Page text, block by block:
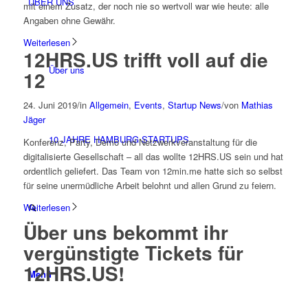
Über uns
10 JAHRE HAMBURG STARTUPS
Menü
mit einem Zusatz, der noch nie so wertvoll war wie heute: alle
Angaben ohne Gewähr.
Weiterlesen
12HRS.US trifft voll auf die
12
24. Juni 2019/in Allgemein, Events, Startup News/von Mathias
Jäger
Konferenz, Party, Demo und Netzwerkveranstaltung für die
digitalisierte Gesellschaft – all das wollte 12HRS.US sein und hat
ordentlich geliefert. Das Team von 12min.me hatte sich so selbst
für seine unermüdliche Arbeit belohnt und allen Grund zu feiern.
Weiterlesen
Über uns bekommt ihr
vergünstigte Tickets für
12HRS.US!